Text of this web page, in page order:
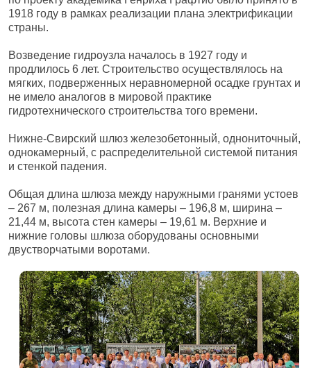
1918 году в рамках реализации плана электрификации
страны.
Возведение гидроузла началось в 1927 году и
продлилось 6 лет. Строительство осуществлялось на
мягких, подверженных неравномерной осадке грунтах и
не имело аналогов в мировой практике
гидротехнического строительства того времени.
Нижне-Свирский шлюз железобетонный, однониточный,
однокамерный, с распределительной системой питания
и стенкой падения.
Общая длина шлюза между наружными гранями устоев
– 267 м, полезная длина камеры – 196,8 м, ширина –
21,44 м, высота стен камеры – 19,61 м. Верхние и
нижние головы шлюза оборудованы основными
двустворчатыми воротами.